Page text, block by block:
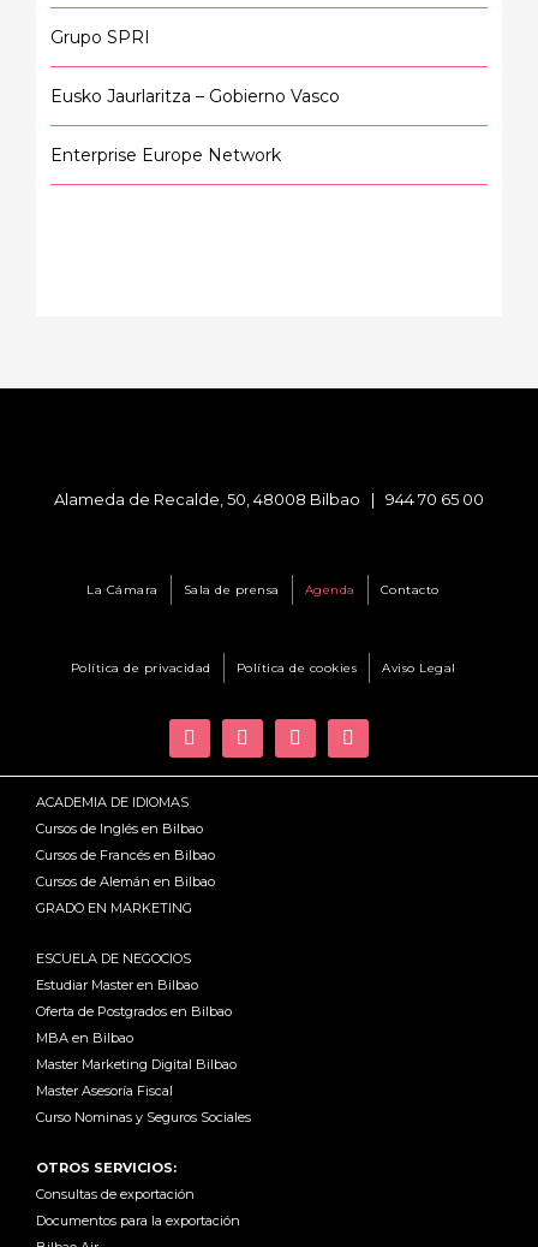
Grupo SPRI
Eusko Jaurlaritza – Gobierno Vasco
Enterprise Europe Network
Alameda de Recalde, 50, 48008 Bilbao | 944 70 65 00
La Cámara Sala de prensa Agenda Contacto
Política de privacidad Política de cookies Aviso Legal
ACADEMIA DE IDIOMAS
Cursos de Inglés en Bilbao
Cursos de Francés en Bilbao
Cursos de Alemán en Bilbao
GRADO EN MARKETING
ESCUELA DE NEGOCIOS
Estudiar Master en Bilbao
Oferta de Postgrados en Bilbao
MBA en Bilbao
Master Marketing Digital Bilbao
Master Asesoría Fiscal
Curso Nominas y Seguros Sociales
OTROS SERVICIOS:
Consultas de exportación
Documentos para la exportación